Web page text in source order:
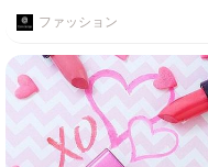
ファッション